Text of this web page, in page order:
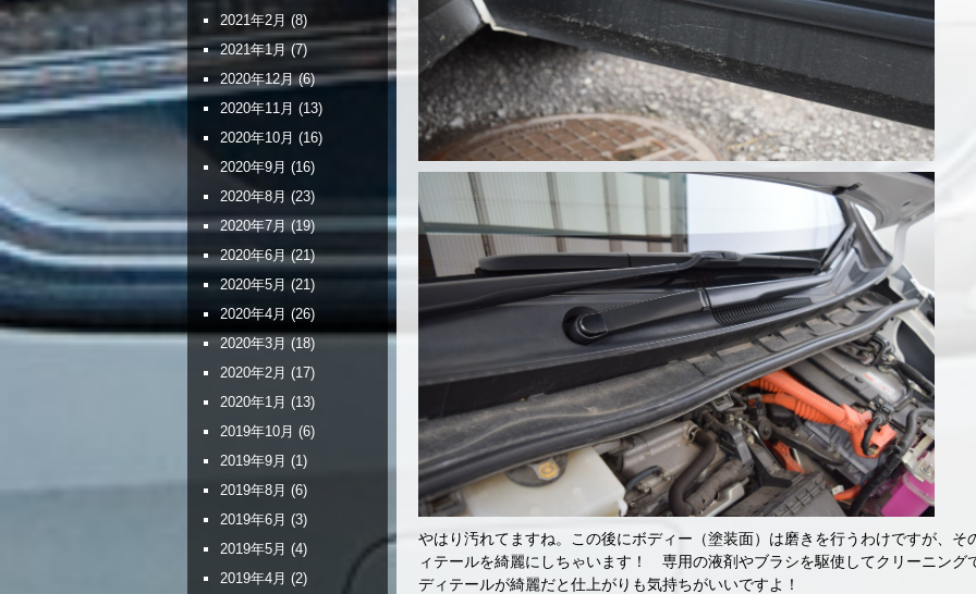
やはり汚れてますね。この後にボディー（塗装面）は磨きを行うわけですが、そ
ィテールを綺麗にしちゃいます！ 専用の液剤やブラシを駆使してクリーニン
ディテールが綺麗だと仕上がりも気持ちがいいですよ！
2021年2月 (8)
2021年1月(7)
2020年12月(6)
2020年11月 (13)
2020年10月 (16)
2020年9月 (16)
2020年8月 (23)
2020年7月 (19)
2020年6月(21)
2020年5月 (21)
2020年4月 (26)
2020年3月 (18)
2020年2月 (17)
2020年1月 (13)
2019年10月 (6)
2019年9月 (1)
2019年8月 (6)
2019年6月 (3)
2019年5月 (4)
2019年4月 (2)